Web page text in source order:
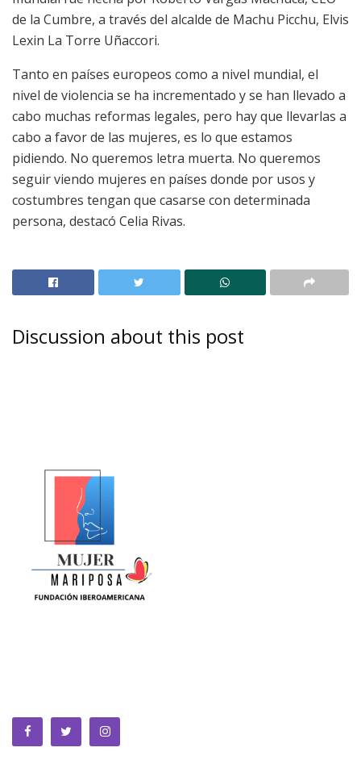
de la Cumbre, a través del alcalde de Machu Picchu, Elvis
Lexin La Torre Uñaccori.
Tanto en países europeos como a nivel mundial, el
nivel de violencia se ha incrementado y se han llevado a
cabo muchas reformas legales, pero hay que llevarlas a
cabo a favor de las mujeres, es lo que estamos
pidiendo. No queremos letra muerta. No queremos
seguir viendo mujeres en países donde por usos y
costumbres tengan que casarse con determinada
persona, destacó Celia Rivas.
Discussion about this post